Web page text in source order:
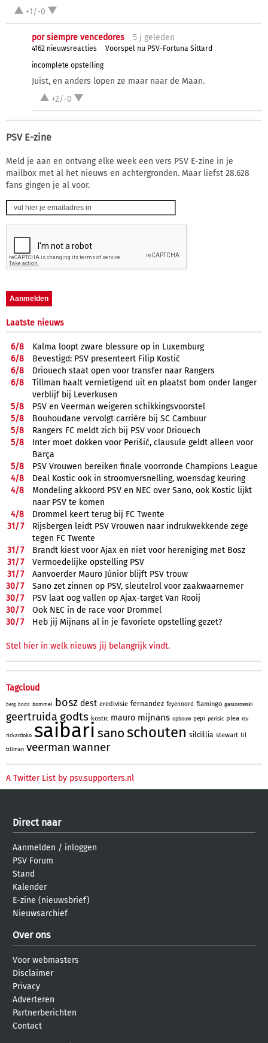
+1/-0
por siempre vencedores 5 j geleden
4162 nieuwsreacties
Voorspel nu PSV-Fortuna Sittard
incomplete opstelling
Juist, en anders lopen ze maar naar de Maan.
+2/-0
PSV E-zine
Meld je aan en ontvang elke week een vers PSV E-zine in je
mailbox met al het nieuws en achtergronden. Maar liefst 28.628
fans gingen je al voor.
Laatste nieuws
6/8
Kalma loopt zware blessure op in Luxemburg
6/8
Bevestigd: PSV presenteert Filip Kostić
6/8
Driouech staat open voor transfer naar Rangers
6/8
Tillman haalt vernietigend uit en plaatst bom onder langer
verblijf bij Leverkusen
5/8
PSV en Veerman weigeren schikkingsvoorstel
5/8
Bouhoudane vervolgt carrière bij SC Cambuur
5/8
Rangers FC meldt zich bij PSV voor Driouech
5/8
Inter moet dokken voor Perišić, clausule geldt alleen voor
Barça
5/8
PSV Vrouwen bereiken finale voorronde Champions League
4/8
Deal Kostic ook in stroomversnelling, woensdag keuring
4/8
Mondeling akkoord PSV en NEC over Sano, ook Kostic lijkt
naar PSV te komen
4/8
Drommel keert terug bij FC Twente
31/7
Rijsbergen leidt PSV Vrouwen naar indrukwekkende zege
tegen FC Twente
31/7
Brandt kiest voor Ajax en niet voor hereniging met Bosz
31/7
Vermoedelijke opstelling PSV
31/7
Aanvoerder Mauro Júnior blijft PSV trouw
30/7
Sano zet zinnen op PSV, sleutelrol voor zaakwaarnemer
30/7
PSV laat oog vallen op Ajax-target Van Rooij
30/7
Ook NEC in de race voor Drommel
30/7 Heb jij Mijnans al in je favoriete opstelling gezet?
Stel hier in welk nieuws jij belangrijk vindt.
Tagcloud
berg bodo bommel bosz dest eredivisie fernandez feyenoord flamingo gasiorowski
geertruida godts kostic mauro mijnans opbouw pepi perisic plea rcv
rickardoko saibari sanoschouten sildillia stewart til
tillman veerman wanner
A Twitter List by psv.supporters.nl
Direct naar
Aanmelden / inloggen
PSV Forum
Stand
Kalender
E-zine (nieuwsbrief)
Nieuwsarchief
Over ons
Voor webmasters
Disclaimer
Privacy
Adverteren
Partnerberichten
Contact